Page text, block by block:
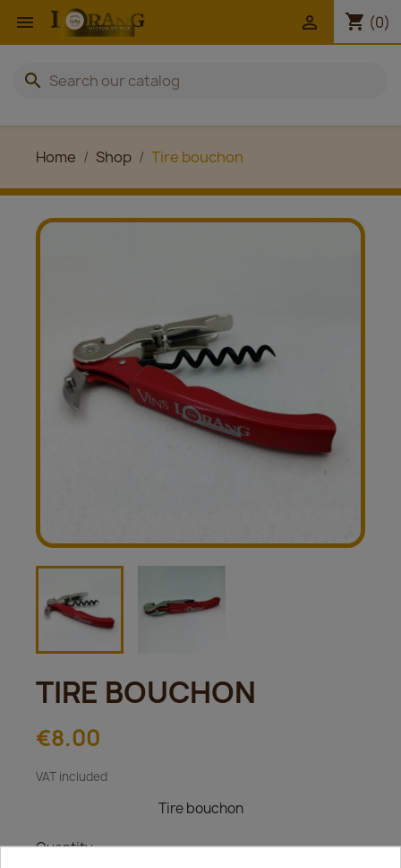
 shopping_cart (0)

search
Home Shop Tire bouchon
TIRE BOUCHON
€8.00
VAT included
Tire bouchon
Quantity